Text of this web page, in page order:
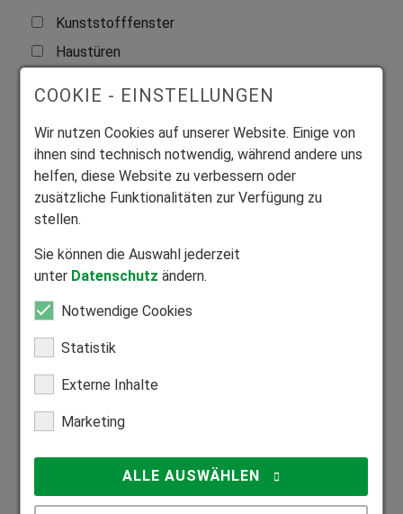
Kunststofffenster
Haustüren
Anrede
Vorname *
Nachname*
Straße und Hausnummer
Ort*
COOKIE - EINSTELLUNGEN
Wir nutzen Cookies auf unserer Website. Einige von
ihnen sind technisch notwendig, während andere uns
helfen, diese Website zu verbessern oder
zusätzliche Funktionalitäten zur Verfügung zu
stellen.
Sie können die Auswahl jederzeit
unter Datenschutz ändern.
Notwendige Cookies
Statistik
Externe Inhalte
Marketing
ALLE AUSWÄHLEN